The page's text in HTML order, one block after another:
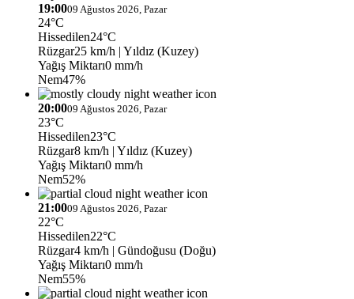
19:0009 Ağustos 2026, Pazar
24°C
Hissedilen24°C
Rüzgar25 km/h | Yıldız (Kuzey)
Yağış Miktarı0 mm/h
Nem47%
20:0009 Ağustos 2026, Pazar
23°C
Hissedilen23°C
Rüzgar8 km/h | Yıldız (Kuzey)
Yağış Miktarı0 mm/h
Nem52%
21:0009 Ağustos 2026, Pazar
22°C
Hissedilen22°C
Rüzgar4 km/h | Gündoğusu (Doğu)
Yağış Miktarı0 mm/h
Nem55%